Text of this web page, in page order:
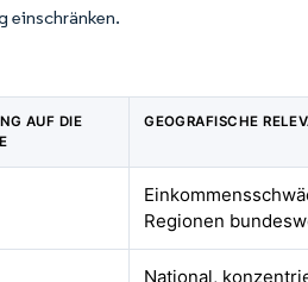
einschränken.
AUF DIE
GEOGRAFISCHE
Regionen
National,